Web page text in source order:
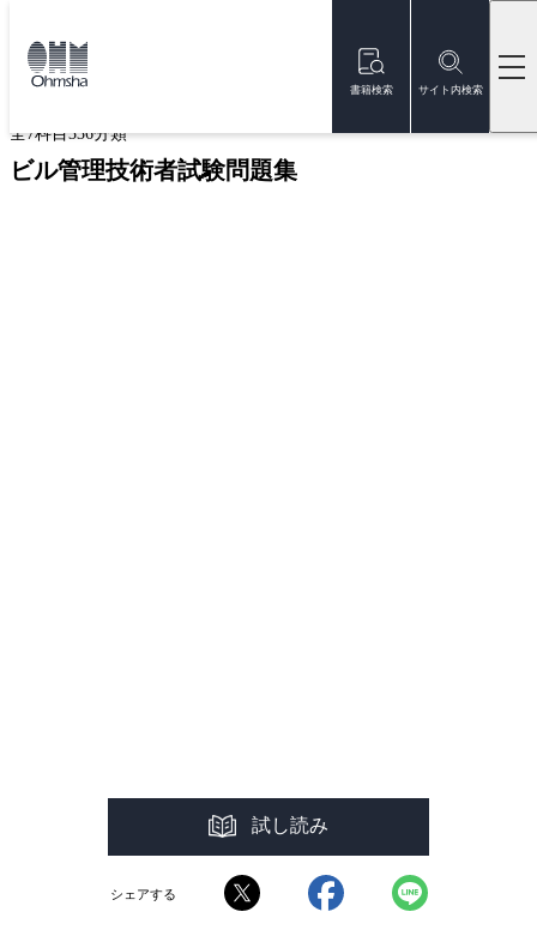
書籍検索 サイト内検索
トップ
全7科目336分類
ビル管理技術者試験問題集
試し読み
シェアする